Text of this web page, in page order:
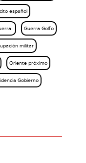
español
Guerra Golfo
militar
Oriente próximo
Gobierno